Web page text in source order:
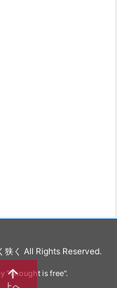
狭く All Rights Reserved.
"Thought is free".

上へ